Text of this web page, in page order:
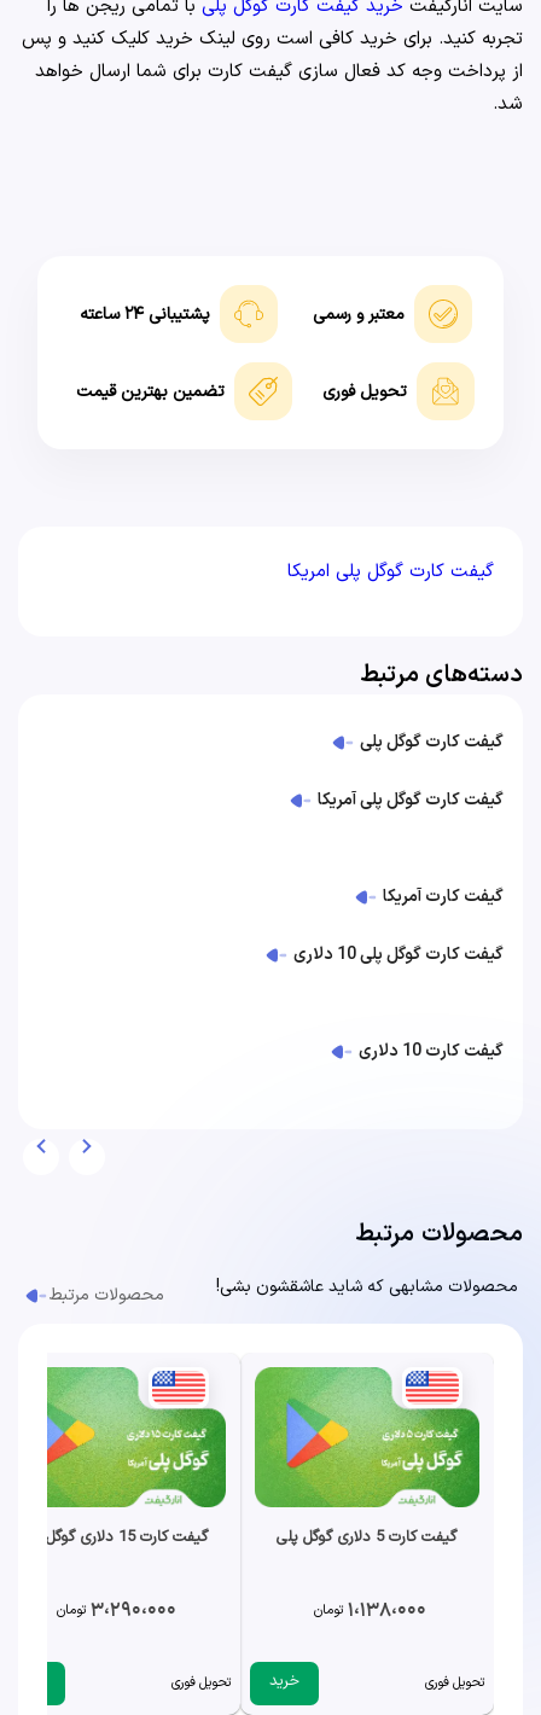
سایت انارگیفت خرید گیفت کارت گوگل پلی با تمامی ریجن ها را
تجربه کنید. برای خرید کافی است روی لینک خرید کلیک کنید و پس
از پرداخت وجه کد فعال سازی گیفت کارت برای شما ارسال خواهد
شد.
معتبر و رسمی پشتیبانی ۲۴ ساعته
تحویل فوری تضمین بهترین قیمت
گیفت کارت گوگل پلی امریکا
دسته‌های مرتبط
گیفت کارت گوگل پلی
گیفت کارت گوگل پلی آمریکا
گیفت کارت آمریکا
گیفت کارت گوگل پلی 10 دلاری
گیفت کارت 10 دلاری
محصولات مرتبط
محصولات مشابهی که شاید عاشقشون بشی! محصولات مرتبط
گیفت کارت 5 دلاری گوگل پلی
1،138،000 تومان
تحویل فوری خرید
گیفت کارت 15 دلاری گوگل پلی
3،290،000 تومان
تحویل فوری